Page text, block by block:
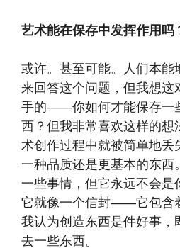
艺术能在保存中发挥作用吗
或许。甚至可能。人们本能
来回答这个问题，但我想这
手的——你如何才能保存一
西？但我非常喜欢这样的想
术创作过程中就被简单地
一种品质还是更基本的东西
一些事情，但它永远不会是
它就像一个信封——它包含
我认为创造东西是件好事，
去一些东西。